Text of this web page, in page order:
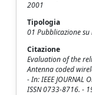
2001
Tipologia
01 Pubblicazione
Citazione
Evaluation of the
Antenna coded
- In: IEEE JOURNAL
ISSN 0733-8716. -